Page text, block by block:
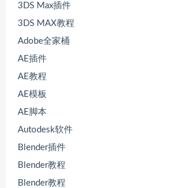
3DS Max插件
3DS MAX教程
Adobe全家桶
AE插件
AE教程
AE模板
AE脚本
Autodesk软件
Blender插件
Blender教程
Blender教程